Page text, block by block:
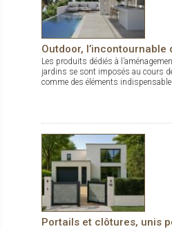
Outdoor, l’incontournable
Les produits dédiés à
jardins se sont imposés au cours
comme des éléments
Portails et clôtures, unis